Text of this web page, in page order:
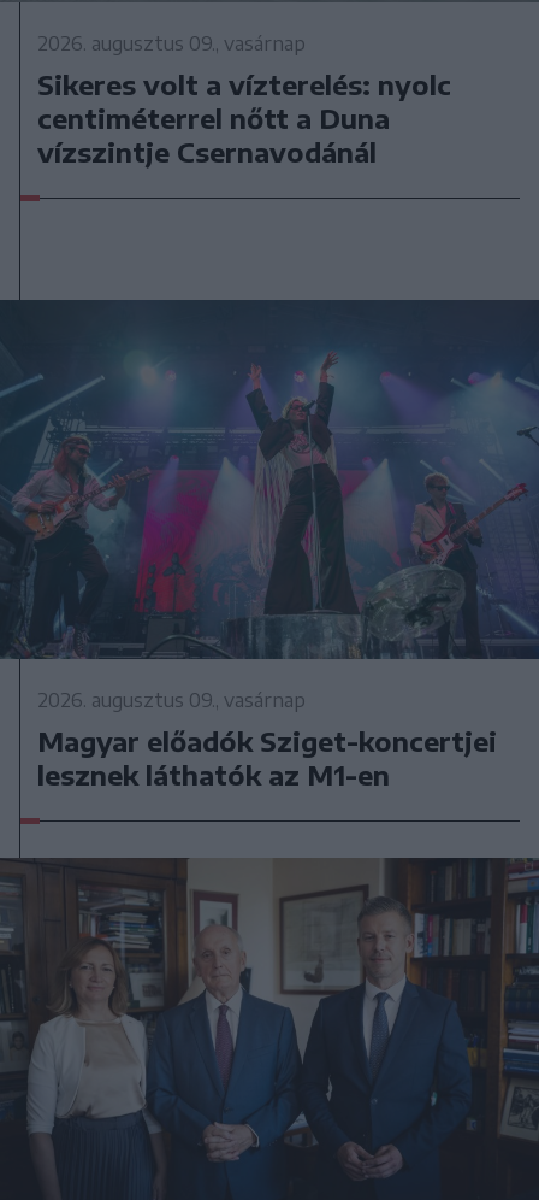
2026. augusztus 09., vasárnap
Sikeres volt a vízterelés: nyolc
centiméterrel nőtt a Duna
vízszintje Csernavodánál
2026. augusztus 09., vasárnap
Magyar előadók Sziget-koncertjei
lesznek láthatók az M1-en